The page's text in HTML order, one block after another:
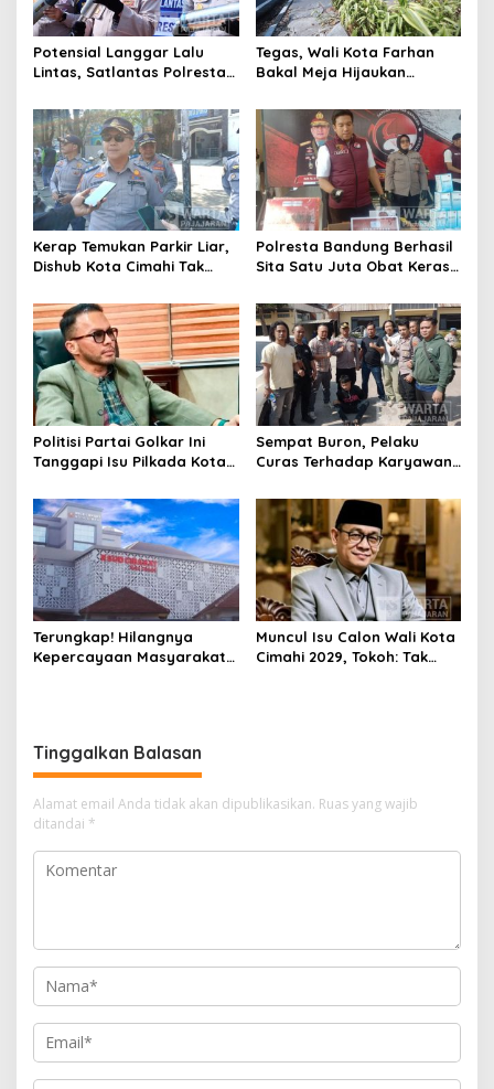
Potensial Langgar Lalu
Lintas, Satlantas Polresta
Motor Berknalpot Brong
Tegas, Wali Kota Farhan
Bakal Meja Hijaukan
Riau
Kerap Temukan Parkir Liar,
Dishub Kota Cimahi Tak
Pembinaan
Polresta Bandung Berhasil
Sita Satu Juta Obat Keras
Kasus Narkoba
Politisi Partai Golkar Ini
Tanggapi Isu Pilkada Kota
Sempat Buron, Pelaku
Curas Terhadap Karyawan
Ditangkap Polisi
Terungkap! Hilangnya
Kepercayaan Masyarakat
Muncul Isu Calon Wali Kota
Cimahi 2029, Tokoh: Tak
Tinggalkan Balasan
Alamat email Anda tidak akan dipublikasikan. Ruas yang wajib
ditandai *